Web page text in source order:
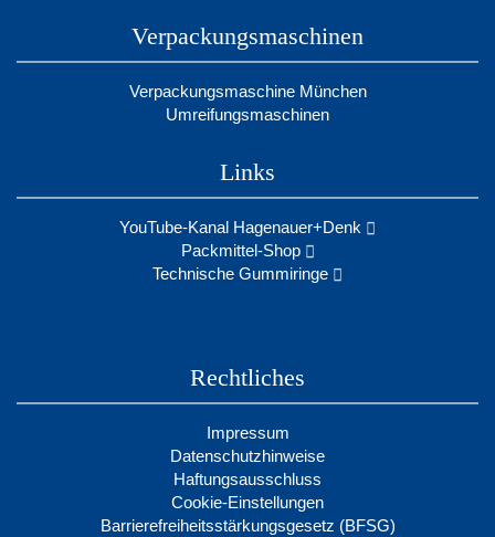
Verpackungsmaschinen
Verpackungsmaschine München
Umreifungsmaschinen
Links
YouTube-Kanal Hagenauer+Denk
Packmittel-Shop
Technische Gummiringe
Rechtliches
Impressum
Datenschutzhinweise
Haftungsausschluss
Cookie-Einstellungen
Barrierefreiheitsstärkungsgesetz (BFSG)